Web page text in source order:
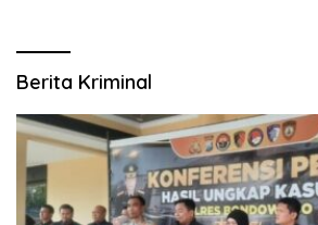
Berita Kriminal